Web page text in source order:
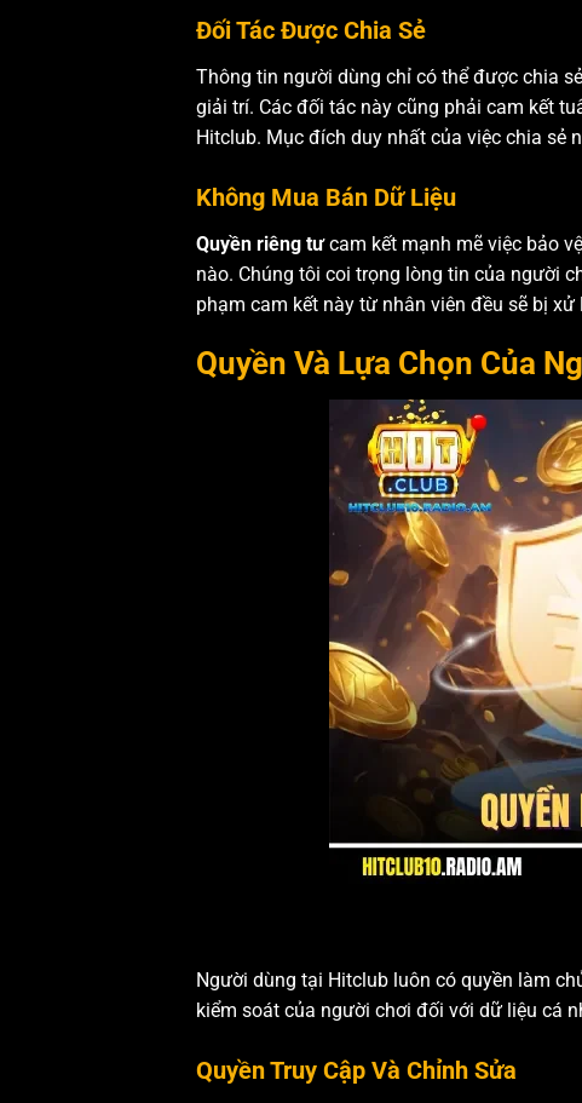
Đối Tác Được Chia Sẻ
Thông tin người dùng chỉ có thể được chia
giải trí. Các đối tác này cũng phải cam kết
Hitclub. Mục đích duy nhất của việc chia sẻ
Không Mua Bán Dữ Liệu
Quyền riêng tưcam kết mạnh mẽ việc bảo
nào. Chúng tôi coi trọng lòng tin của người
phạm cam kết này từ nhân viên đều sẽ bị
Quyền Và Lựa Chọn Của
Người dùng tại Hitclub luôn có quyền làm
kiểm soát của người chơi đối với dữ liệu cá
Quyền Truy Cập Và Chỉnh Sửa